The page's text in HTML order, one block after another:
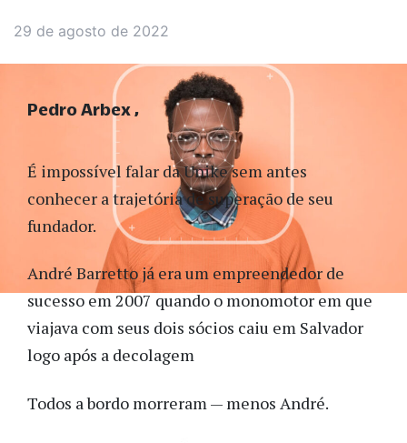
29 de agosto de 2022
É impossível falar da Unike sem antes
conhecer a trajetória de superação de seu
fundador.
André Barretto já era um empreendedor de
sucesso em 2007 quando o monomotor em que
viajava com seus dois sócios caiu em Salvador
logo após a decolagem
Todos a bordo morreram — menos André.
Pedro Arbex